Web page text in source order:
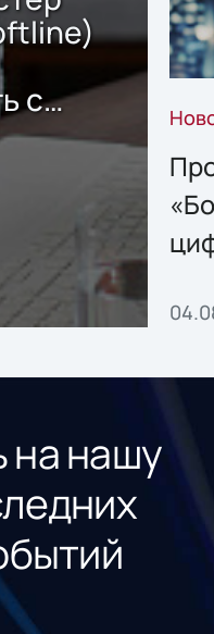
с
на нашу